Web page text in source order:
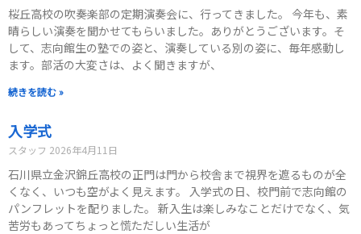
桜丘高校の吹奏楽部の定期演奏会に、行ってきました。 今年も、素
晴らしい演奏を聞かせてもらいました。ありがとうございます。そ
して、志向館生の塾での姿と、演奏している別の姿に、毎年感動し
ます。部活の大変さは、よく聞きますが、
続きを読む »
入学式
スタッフ 2026年4月11日
石川県立金沢錦丘高校の正門は門から校舎まで視界を遮るものが全
くなく、いつも空がよく見えます。 入学式の日、校門前で志向館の
パンフレットを配りました。 新入生は楽しみなことだけでなく、気
苦労もあってちょっと慌ただしい生活が